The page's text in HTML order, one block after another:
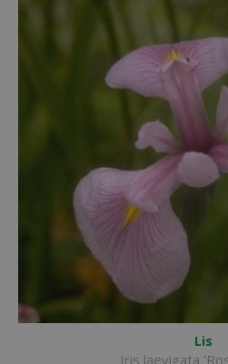
Lis
Iris laevigata